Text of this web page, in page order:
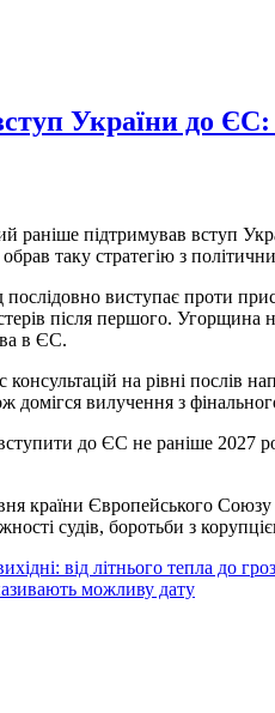
України до
раніше підтримував вступ
таку стратегію з
виступає проти
після першого.
в ЄС.
на рівні послів
домігся вилучення з
до ЄС не раніше 2027
країни Європейського
судів, боротьби з
від літнього тепла до
можливу дату